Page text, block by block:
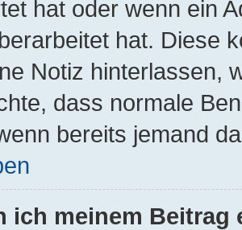
hat oder wenn ein
hat. Diese
Notiz hinterlassen,
dass normale
bereits jemand
ich meinem